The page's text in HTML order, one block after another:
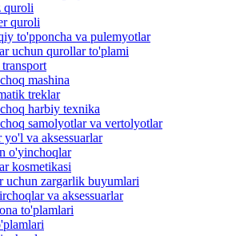
quroli
quroli
to'pponcha va pulemyotlar
uchun qurollar to'plami
mashina
treklar
harbiy texnika
samolyotlar va vertolyotlar
yo'l va aksessuarlar
o'yinchoqlar
kosmetikasi
uchun zargarlik buyumlari
va aksessuarlar
to'plamlari